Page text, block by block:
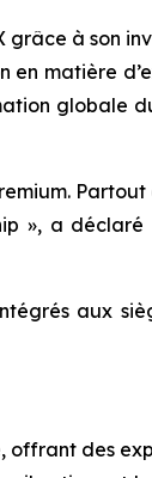
à son
en matière
globale
», a
aux
des